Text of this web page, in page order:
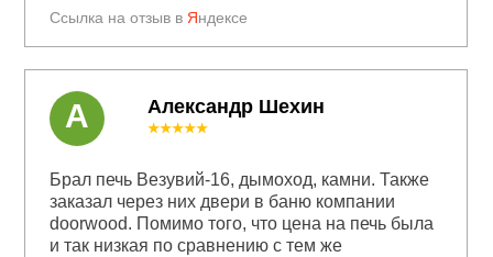
Ссылка на отзыв в Яндексе
Александр Шехин
★★★★★
Брал печь Везувий-16, дымоход, камни. Также
заказал через них двери в баню компании
doorwood. Помимо того, что цена на печь была
и так низкая по сравнению с тем же
А